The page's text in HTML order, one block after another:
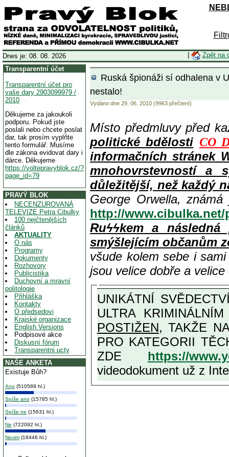
Dnes je: 08. 08. 2026
Zpět na
Transparentní účet
Transparentní účet pro
vaše dary 2903099979 /
2010
Děkujeme za jakoukoli
podporu. Pokud jste
poslali nebo chcete poslat
dar, tak prosím vyplňte
tento formulář. Musíme
dle zákona evidovat dary i
dárce. Děkujeme
https://voltepravyblok.cz/?
page_id=79
PRAVÝ BLOK
NECENZUROVANÁ
TELEVIZE Petra Cibulky
100 nejčtenějších
článků
AKTUALITY
O nás
Programy
Dokumenty
Rozhovory
Publicistika
Duchovní a mravní
politologie
Přihláška
Kontakty
O předsedovi
Krajské organizace
English Versions
Podpisové akce
Diskusní fórum
Transparentni ucty
NAŠE ANKETA
Existuje Bůh?
Ano (510589 hl.)
Spíše ano (15785 hl.)
Spíše ne (15631 hl.)
Ne (722092 hl.)
Nevim (18446 hl.)
Ruská špionáži sí odhalena
nestalo!
Vydáno dne 29. 06. 2010 (9963 přečtení)
Místo předmluvy před
politické bdělosti CO
informačních stránek
mnohovrstevností a
důležitější, než každý
George Orwella,
http://www.cibulka.net/
Ruϟϟkem a
smýšlejícím občanům
všude kolem sebe i
jsou velice dobře a
UNIKÁTNÍ SVĚDECTVÍ ZE SOUČASNOSTI: PŘEDSEDA VLASTIZRÁDNÉ VLÁDY KGB MIMOŘÁDNĚ DETAILNĚ O
ULTRA
POSTIŽEN, TAKŽE NA MAXIMÁLNÍ
PRO KATEGORII TĚCH VŮBEC NEJVYŠŠÍCH PROTINÁRODNÍCH A
ZDE https://
videodokument už z